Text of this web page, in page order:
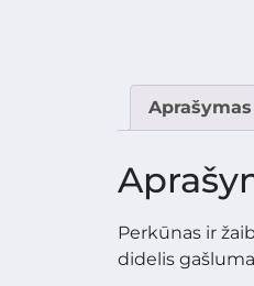
Aprašymas
Perkūnas ir
didelis